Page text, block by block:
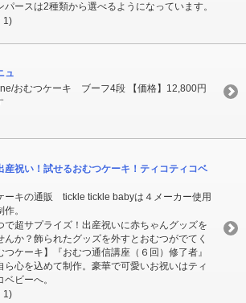
パースは2種類から選べるようになっています。
1)
ュ
おむつケーキ ブーフ4段 【価格】12,800円
産祝い！試せるおむつケーキ！ティコティコベ
ーキの通販 tickle tickle babyは４メーカー使用
。
で超サプライズ！出産祝いに赤ちゃんグッズを
んか？飾られたグッズを外すとおむつがでてく
つケーキ】『おむつ通信講座（６回）修了者』
ら心を込めて制作。豪華で可愛いお祝いはティ
ベビーへ。
1)